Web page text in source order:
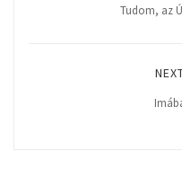
Tudom, az